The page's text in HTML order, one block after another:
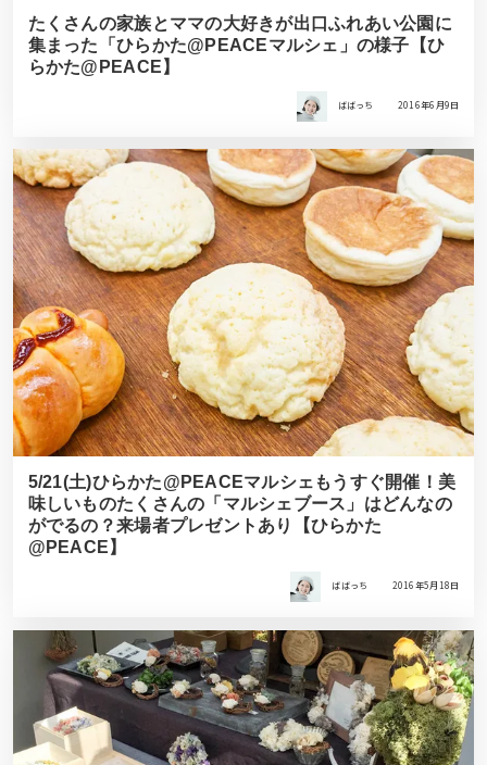
たくさんの家族とママの大好きが出口ふれあい公園に
集まった「ひらかた@PEACEマルシェ」の様子【ひ
らかた@PEACE】
ばばっち 2016年6月9日
5/21(土)ひらかた@PEACEマルシェもうすぐ開催！美
味しいものたくさんの「マルシェブース」はどんなの
がでるの？来場者プレゼントあり【ひらかた
@PEACE】
ばばっち 2016年5月18日